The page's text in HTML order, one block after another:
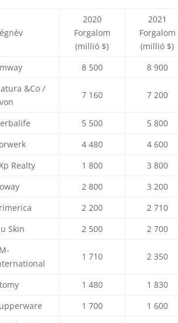
2020
Forgalom
(millió $)
2021
Forgalom
(millió $)
8 500 8 900
&Co /
7 160 7 200
5 500
5 800
4 480
4 600
Realty 1 800
3 800
2 800
3 200
2 200
2 710
Skin 2 500 2 700
1 710 2 350
1 480
1 830
1 700 1 600